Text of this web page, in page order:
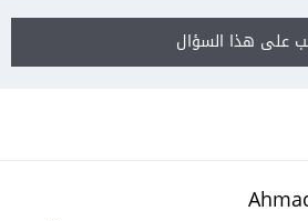
على هذا السؤال